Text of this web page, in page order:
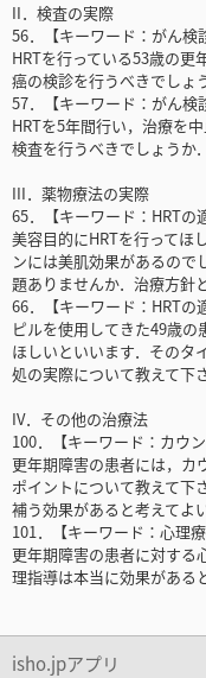
II．検査の実際
56．【キーワード：がん検
HRTを行っている53歳の更
癌の検診を行うべきでしょ
57．【キーワード：がん検
HRTを5年間行い，治療を
検査を行うべきでしょうか
III．薬物療法の実際
65．【キーワード：HRTの
美容目的にHRTを行ってほ
ンには美肌効果があるので
題ありませんか．治療方針
66．【キーワード：HRTの
ピルを使用してきた49歳の
ほしいといいます．そのタ
処の実際について教えて下さ
IV．その他の治療法
100．【キーワード：カウン
更年期障害の患者には，カ
ポイントについて教えて下
補う効果があると考えてよ
101．【キーワード：心理療
更年期障害の患者に対する
理指導は本当に効果がある
isho.jpアプリ